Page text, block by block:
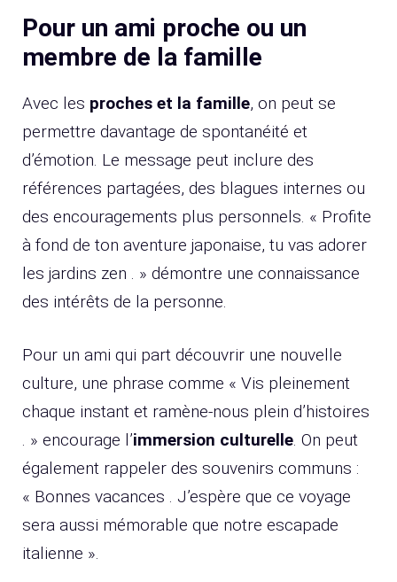
Pour un ami proche ou un
membre de la famille
Avec les proches et la famille, on peut se
permettre davantage de spontanéité et
d’émotion. Le message peut inclure des
références partagées, des blagues internes ou
des encouragements plus personnels. « Profite
à fond de ton aventure japonaise, tu vas adorer
les jardins zen . » démontre une connaissance
des intérêts de la personne.
Pour un ami qui part découvrir une nouvelle
culture, une phrase comme « Vis pleinement
chaque instant et ramène-nous plein d’histoires
. » encourage l’immersion culturelle. On peut
également rappeler des souvenirs communs :
« Bonnes vacances . J’espère que ce voyage
sera aussi mémorable que notre escapade
italienne ».